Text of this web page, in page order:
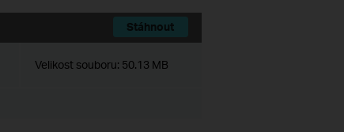
Stáhnout
Velikost souboru: 50.13 MB